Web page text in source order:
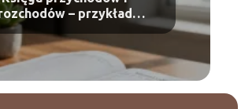
– przykład
krok po kroku